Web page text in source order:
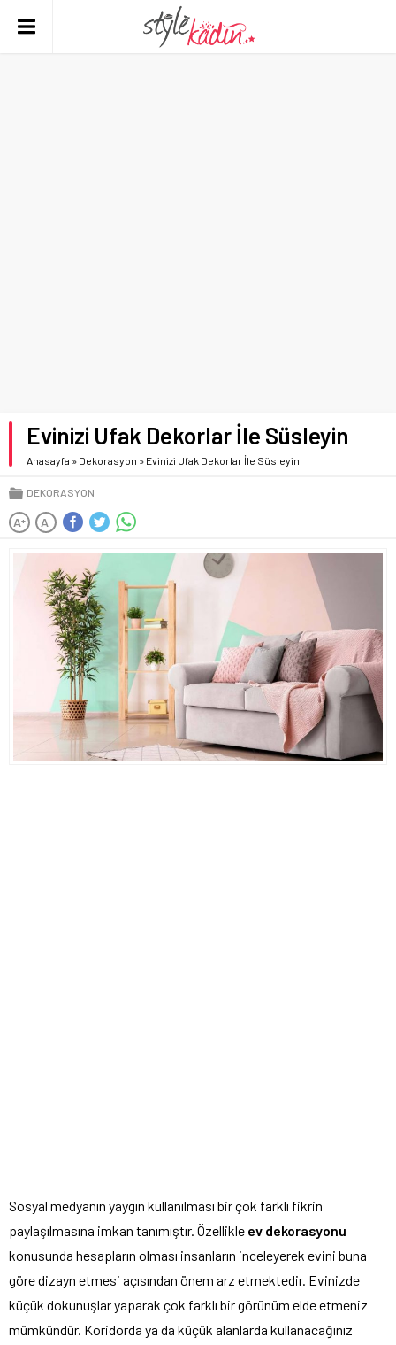
Evinizi Ufak Dekorlar İle Süsleyin
Anasayfa » Dekorasyon » Evinizi Ufak Dekorlar İle Süsleyin
DEKORASYON
A+ A-
Sosyal medyanın yaygın kullanılması bir çok farklı fikrin
paylaşılmasına imkan tanımıştır. Özellikle ev dekorasyonu
konusunda hesapların olması insanların inceleyerek evini buna
göre dizayn etmesi açısından önem arz etmektedir. Evinizde
küçük dokunuşlar yaparak çok farklı bir görünüm elde etmeniz
mümkündür. Koridorda ya da küçük alanlarda kullanacağınız